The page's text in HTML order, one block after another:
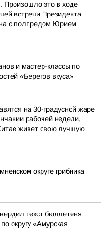
Произошло это в ходе
встречи Президента
с полпредом Юрием
и мастер-классы по
«Берегов вкуса»
на 30-градусной жаре
рабочей недели,
живет свою лучшую
округе грибника
текст бюллетеня
округу «Амурская